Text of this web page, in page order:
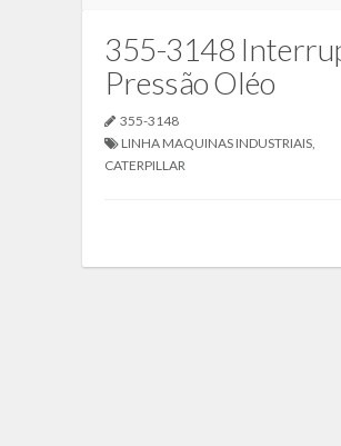
355-3148
Pressão Oléo
355-3148
LINHA MAQUINAS INDUSTRIAIS,
CATERPILLAR